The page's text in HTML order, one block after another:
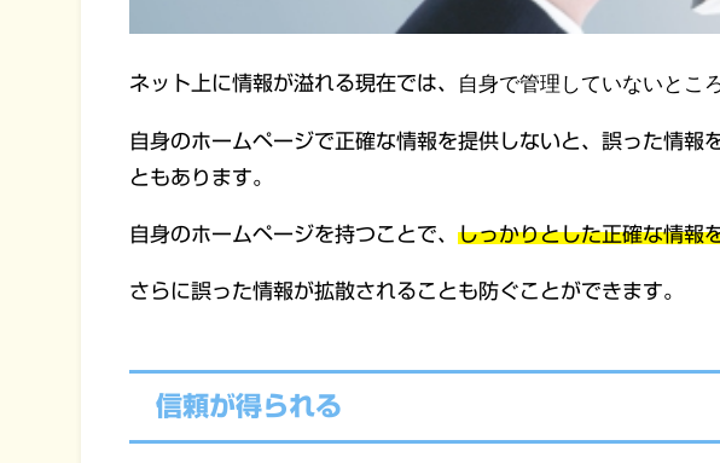
ネット上に情報が溢れる現在では、 自身で管理していないとこ
自身のホームページで正確な情報を提供しないと、誤った情
ともあります。
自身のホームページを持つことで、しっかりとした正確な情報
さらに誤った情報が拡散されることも防ぐことができます。
信頼が得られる